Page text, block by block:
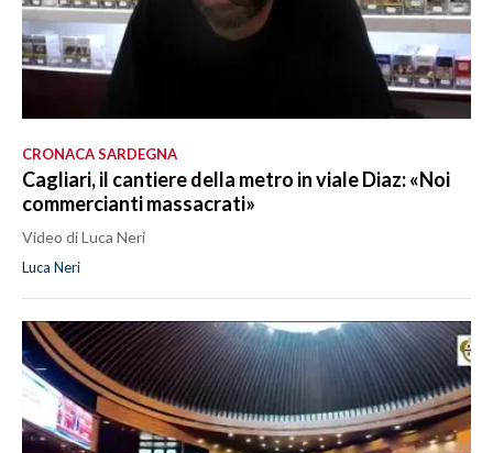
CRONACA SARDEGNA
Cagliari, il cantiere della metro in viale Diaz: «Noi
commercianti massacrati»
Video di Luca Neri
Luca Neri